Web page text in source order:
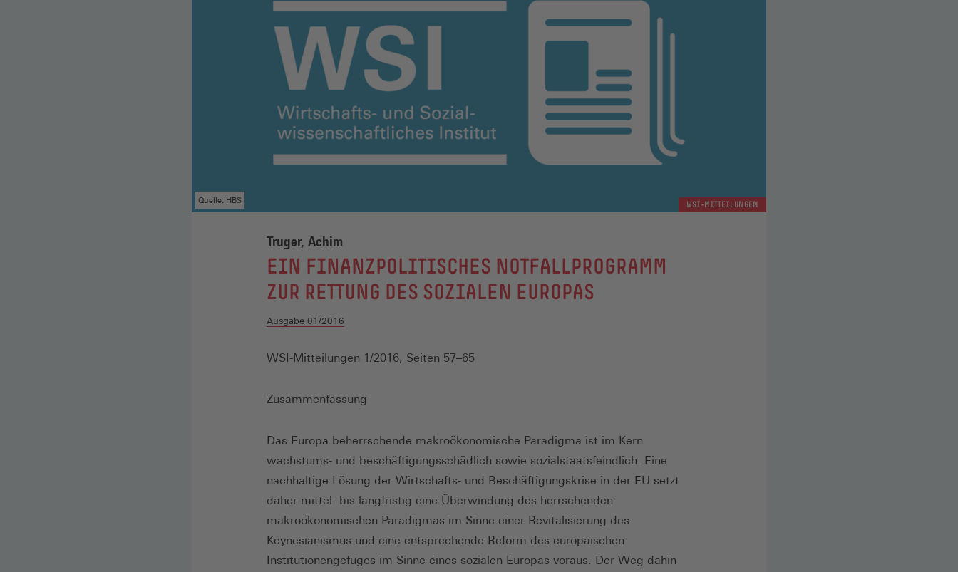
Quelle: HBS WSI-MITTEILUNGEN
Truger, Achim
:
EIN FINANZPOLITISCHES NOTFALLPROGRAMM
ZUR RETTUNG DES SOZIALEN EUROPAS
Ausgabe 01/2016
WSI-Mitteilungen 1/2016, Seiten 57–65
Zusammenfassung
Das Europa beherrschende makroökonomische Paradigma ist im Kern
wachstums- und beschäftigungsschädlich sowie sozialstaatsfeindlich. Eine
nachhaltige Lösung der Wirtschafts- und Beschäftigungskrise in der EU setzt
daher mittel- bis langfristig eine Überwindung des herrschenden
makroökonomischen Paradigmas im Sinne einer Revitalisierung des
Keynesianismus und eine entsprechende Reform des europäischen
Institutionengefüges im Sinne eines sozialen Europas voraus. Der Weg dahin